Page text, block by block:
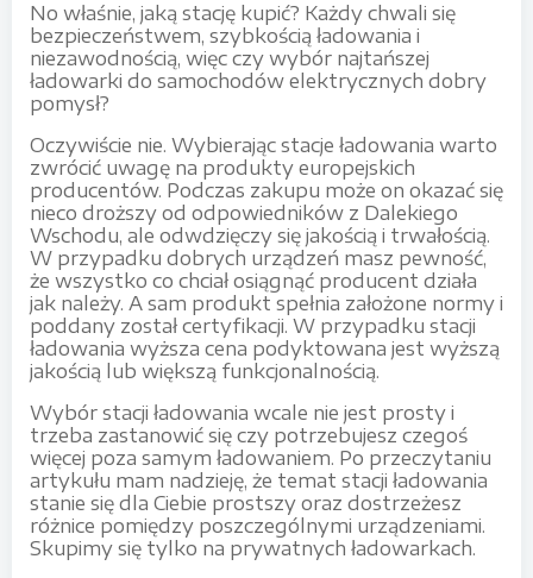
No właśnie, jaką stację kupić? Każdy chwali się
bezpieczeństwem, szybkością ładowania i
niezawodnością, więc czy wybór najtańszej
ładowarki do samochodów elektrycznych dobry
pomysł?
Oczywiście nie. Wybierając stacje ładowania warto
zwrócić uwagę na produkty europejskich
producentów. Podczas zakupu może on okazać się
nieco droższy od odpowiedników z Dalekiego
Wschodu, ale odwdzięczy się jakością i trwałością.
W przypadku dobrych urządzeń masz pewność,
że wszystko co chciał osiągnąć producent działa
jak należy. A sam produkt spełnia założone normy i
poddany został certyfikacji. W przypadku stacji
ładowania wyższa cena podyktowana jest wyższą
jakością lub większą funkcjonalnością.
Wybór stacji ładowania wcale nie jest prosty i
trzeba zastanowić się czy potrzebujesz czegoś
więcej poza samym ładowaniem. Po przeczytaniu
artykułu mam nadzieję, że temat stacji ładowania
stanie się dla Ciebie prostszy oraz dostrzeżesz
różnice pomiędzy poszczególnymi urządzeniami.
Skupimy się tylko na prywatnych ładowarkach.